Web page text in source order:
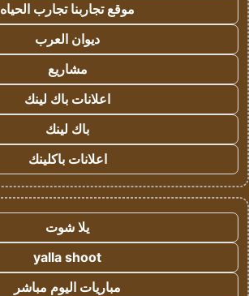
موقع تجاربنا تجارب الحياه
ديوان العرب
مشاريع
اعلانات باك لينك
باك لينك
اعلانات باكلينك
يلا شوت
yalla shoot
مباريات اليوم مباشر